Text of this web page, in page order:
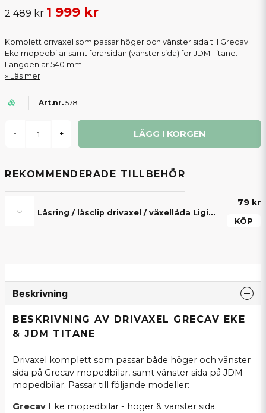
2 489 kr1 999 kr
Komplett drivaxel som passar höger och vänster sida till Grecav
Eke mopedbilar samt förarsidan (vänster sida) för JDM Titane.
Längden är 540 mm.
Läs mer
578
- + LÄGG I KORGEN
REKOMMENDERADE TILLBEHÖR
Låsring / låsclip drivaxel / växellåda Ligier, Microcar, Aixam, Chatenet, Grecav & JDM
79 kr
KÖP
Beskrivning
BESKRIVNING AV DRIVAXEL GRECAV EKE
& JDM TITANE
Drivaxel komplett som passar både höger och vänster
sida på Grecav mopedbilar, samt vänster sida på JDM
mopedbilar. Passar till följande modeller:
Grecav Eke mopedbilar - höger & vänster sida.